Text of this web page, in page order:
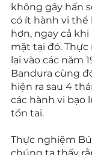
không gây hấn
có ít hành vi thể
hơn, ngay cả
mặt tại đó.
lại vào các năm
Bandura cùng
hiện ra sau 4
các hành vi bạo
tồn tại.
Thực nghiệm